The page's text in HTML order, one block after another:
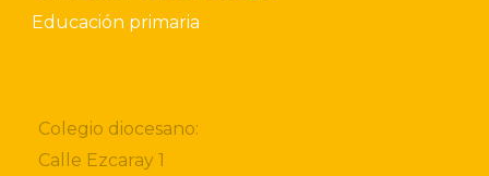
Educación primaria
Colegio diocesano:
Calle Ezcaray 1